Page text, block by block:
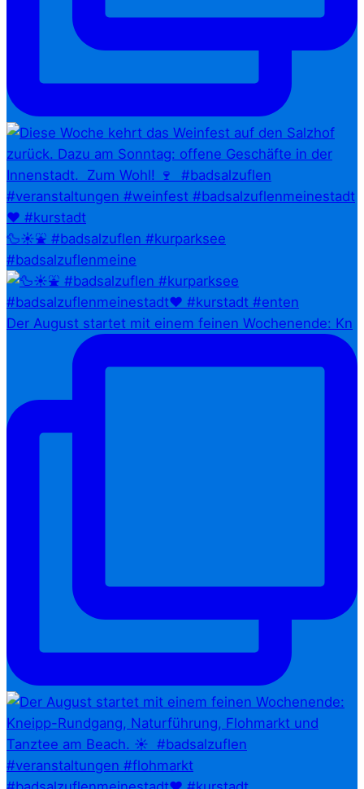
🦆☀️⛲ #badsalzuflen #kurparksee
#badsalzuflenmeine
Der August startet mit einem feinen Wochenende: Kn